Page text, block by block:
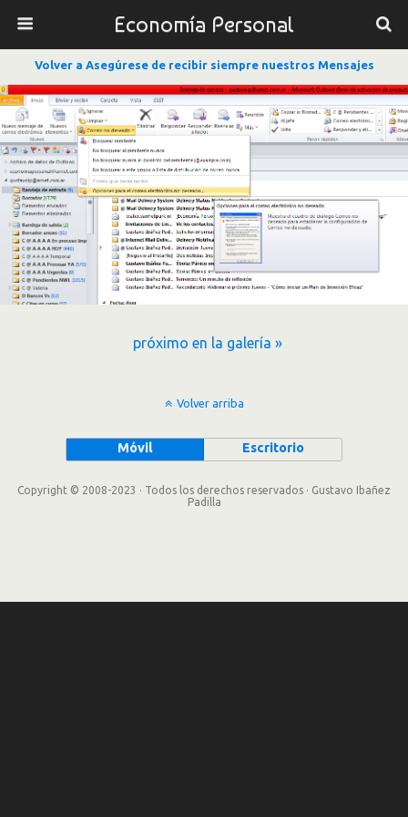
Economía Personal
Volver a Asegúrese de recibir siempre nuestros Mensajes
próximo en la galería »
Volver arriba
Móvil Escritorio
Copyright © 2008-2023 · Todos los derechos reservados · Gustavo Ibañez
Padilla